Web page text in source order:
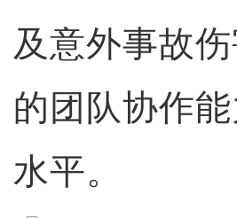
及意外事故
的团队协作
水平。